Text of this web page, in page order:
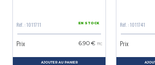
Réf. : 1011711 EN STOCK
Prix 6.90 € TTC
AJOUTER AU PANIER
Réf. : 1011741
Prix